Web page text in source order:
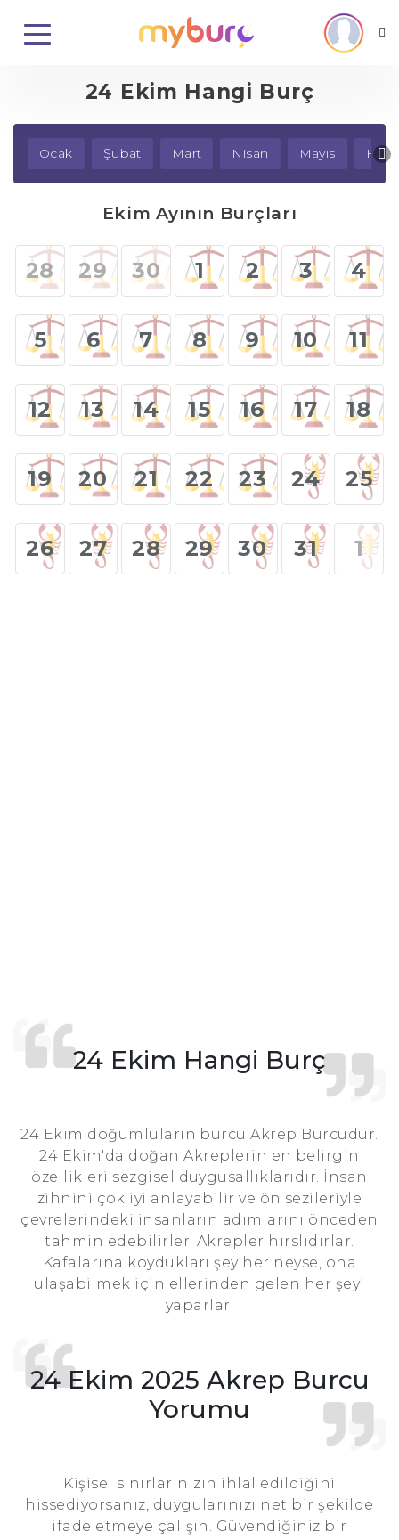
24 Ekim Hangi Burç
Ocak Şubat Mart Nisan Mayıs
Ekim Ayının Burçları
28 29 30 1 2 3 4
5 6 7 8 9 10 11
12 13 14 15 16 17 18
19 20 21 22 23 24 25
26 27 28 29 30 31 1
24 Ekim Hangi Burç
24 Ekim doğumluların burcu Akrep Burcudur.
24 Ekim'da doğan Akreplerin en belirgin
özellikleri sezgisel duygusallıklarıdır. İnsan
zihnini çok iyi anlayabilir ve ön sezileriyle
çevrelerindeki insanların adımlarını önceden
tahmin edebilirler. Akrepler hırslıdırlar.
Kafalarına koydukları şey her neyse, ona
ulaşabilmek için ellerinden gelen her şeyi
yaparlar.
24 Ekim 2025 Akrep Burcu
Yorumu
Kişisel sınırlarınızın ihlal edildiğini
hissediyorsanız, duygularınızı net bir şekilde
ifade etmeye çalışın. Güvendiğiniz bir